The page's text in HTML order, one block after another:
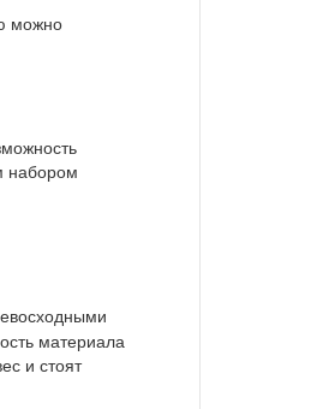
можно
набором
материала
и стоят